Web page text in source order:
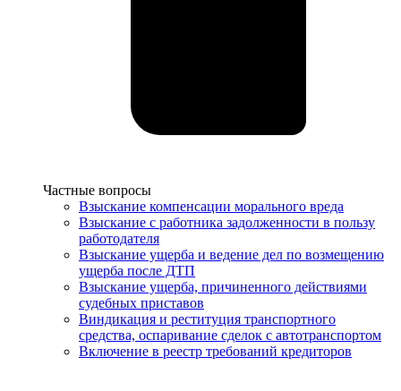
Услуги
Частные вопросы
Взыскание компенсации морального вреда
Взыскание с работника задолженности в пользу
работодателя
Взыскание ущерба и ведение дел по возмещению
ущерба после ДТП
Взыскание ущерба, причиненного действиями
судебных приставов
Виндикация и реституция транспортного
средства, оспаривание сделок с автотранспортом
Включение в реестр требований кредиторов